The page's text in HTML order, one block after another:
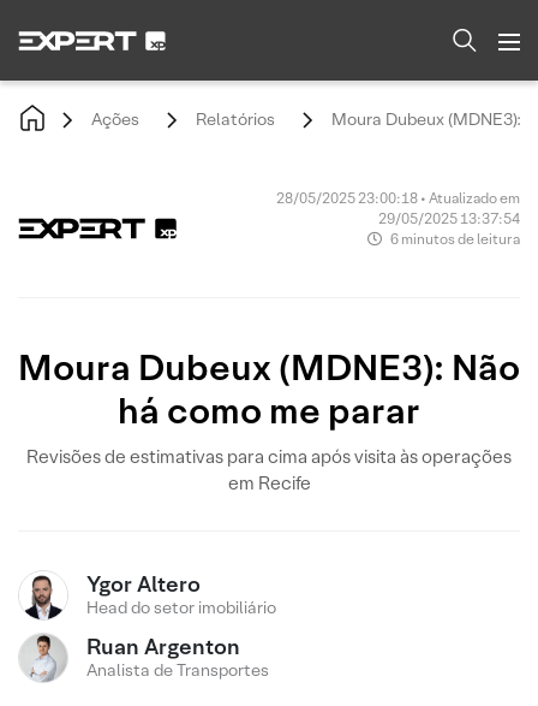
Ações Relatórios Moura Dubeux (MDNE3):
28/05/2025 23:00:18 • Atualizado em
29/05/2025 13:37:54
6 minutos de leitura
Moura Dubeux (MDNE3): Não
há como me parar
Revisões de estimativas para cima após visita às operações
em Recife
Ygor Altero
Head do setor imobiliário
Ruan Argenton
Analista de Transportes